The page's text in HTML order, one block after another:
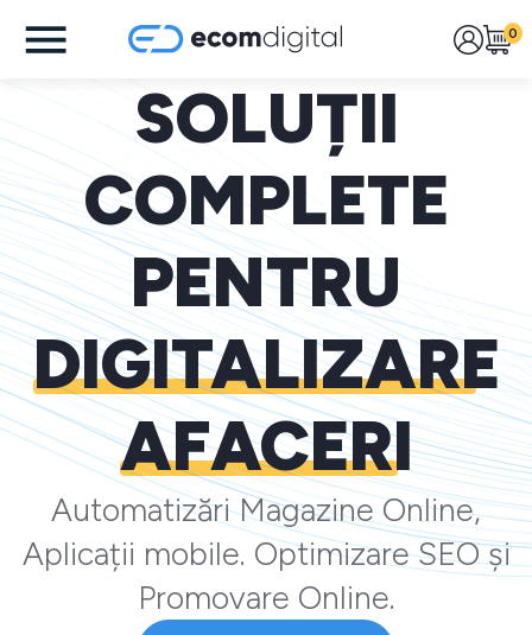
0
SOLUȚII
COMPLETE
PENTRU
DIGITALIZARE
AFACERI
Automatizări Magazine Online,
Aplicații mobile. Optimizare SEO și
Promovare Online.